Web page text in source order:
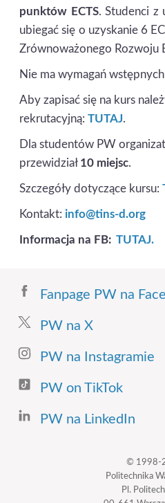
punktów ECTS. Studenci z
ubiegać się o uzyskanie 6
Zrównoważonego Rozwoju
Nie ma wymagań
Aby zapisać się na kurs
rekrutacyjną: TUTAJ.
Dla studentów PW
przewidział 10 miejsc.
Szczegóły dotyczące kursu:
Kontakt: info@tins-d.org
Informacja na FB: TUTAJ.
Fanpage PW na
PW na X
PW na Instagramie
PW on TikTok
PW na LinkedIn
© 1998-
Politechnika
Pl.